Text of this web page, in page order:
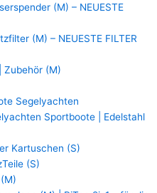
(M) – NEUESTE
(M) – NEUESTE FILTER
Zubehör (M)
Segelyachten
Sportboote | Edelstahl
Kartuschen (S)
(S)